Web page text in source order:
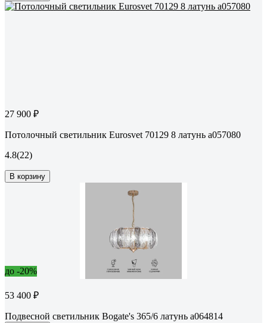
27 900 ₽
Потолочный светильник Eurosvet 70129 8 латунь a057080
4.8(22)
В корзину
до -20%
53 400 ₽
Подвесной светильник Bogate's 365/6 латунь a064814